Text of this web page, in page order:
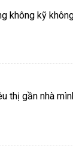
không kỹ
thị gần nhà